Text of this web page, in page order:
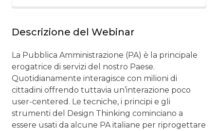
Descrizione del Webinar
La Pubblica Amministrazione (PA) è la principale
erogatrice di servizi del nostro Paese.
Quotidianamente interagisce con milioni di
cittadini offrendo tuttavia un’interazione poco
user-centered. Le tecniche, i principi e gli
strumenti del Design Thinking cominciano a
essere usati da alcune PA italiane per riprogettare